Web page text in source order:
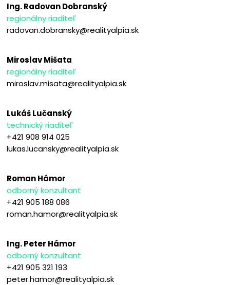
Ing. Radovan Dobranský
regionálny riaditeľ
radovan.dobransky@realityalpia.sk
Miroslav Mišata
regionálny riaditeľ
miroslav.misata@realityalpia.sk
Lukáš Lučanský
technický riaditeľ
+421 908 914 025
lukas.lucansky@realityalpia.sk
Roman Hámor
odborný konzultant
+421 905 188 086
roman.hamor@realityalpia.sk
Ing. Peter Hámor
odborný konzultant
+421 905 321 193
peter.hamor@realityalpia.sk